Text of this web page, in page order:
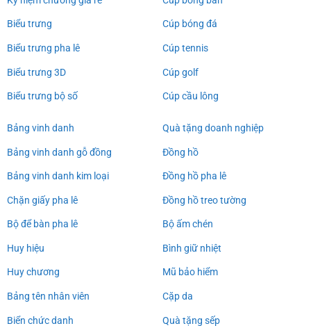
Biểu trưng
Biểu trưng pha lê
Biểu trưng 3D
Biểu trưng bộ số
Cúp bóng đá
Cúp tennis
Cúp golf
Cúp cầu lông
Bảng vinh danh
Bảng vinh danh gỗ đồng
Bảng vinh danh kim loại
Chặn giấy pha lê
Bộ để bàn pha lê
Huy hiệu
Huy chương
Bảng tên nhân viên
Biển chức danh
Quà tặng doanh nghiệp
Đồng hồ
Đồng hồ pha lê
Đồng hồ treo tường
Bộ ấm chén
Bình giữ nhiệt
Mũ bảo hiểm
Cặp da
Quà tặng sếp